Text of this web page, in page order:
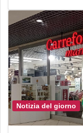
Notizia del giorno